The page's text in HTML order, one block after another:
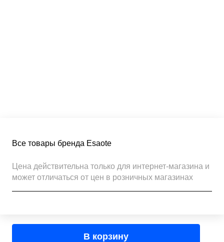
Все товары бренда Esaote
Цена действительна только для интернет-магазина и
может отличаться от цен в розничных магазинах
В корзину